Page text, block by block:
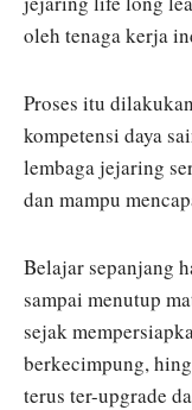
oleh tenaga kerja
Proses itu
kompetensi daya
lembaga jejaring
dan mampu
Belajar sepanjang
sampai menutup
sejak
berkecimpung,
terus ter-upgrade